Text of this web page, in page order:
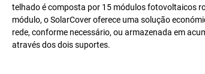
telhado é composta por 15 módulos fotovoltaicos
módulo, o SolarCover oferece uma solução
rede, conforme necessário, ou armazenada em
através dos dois suportes.